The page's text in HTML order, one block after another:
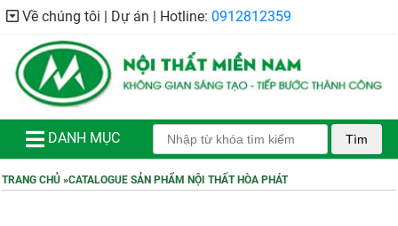
Về chúng tôi | Dự án | Hotline: 0912812359
DANH MỤC Tìm
TRANG CHỦ »CATALOGUE SẢN PHẨM NỘI THẤT HÒA PHÁT